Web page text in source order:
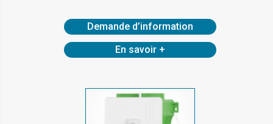
Demande d’information
En savoir +